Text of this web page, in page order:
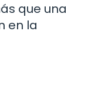
que una
en la